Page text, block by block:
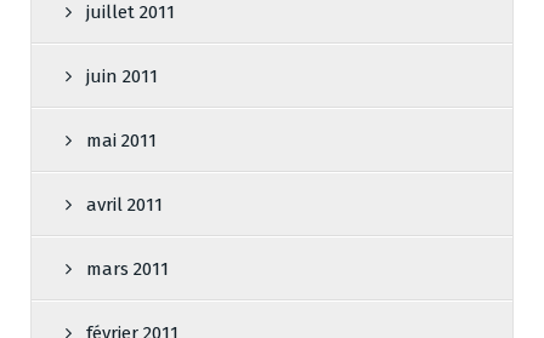
juillet 2011
juin 2011
mai 2011
avril 2011
mars 2011